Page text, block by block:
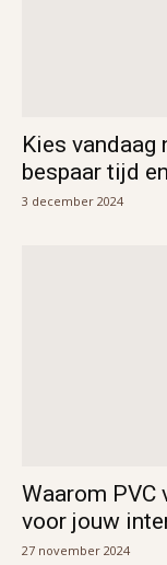
Kies vandaag
bespaar tijd
3 december 2024
Waarom PVC
voor jouw
27 november 2024